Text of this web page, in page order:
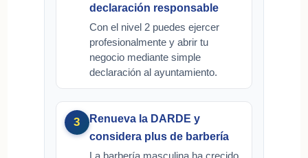
declaración responsable
Con el nivel 2 puedes ejercer
profesionalmente y abrir tu
negocio mediante simple
declaración al ayuntamiento.
3
Renueva la DARDE y
considera plus de barbería
La barbería masculina ha crecido